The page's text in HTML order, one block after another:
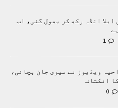
ابلا انڈہ رکھ کر بھول گئی، اب
1
ویڈیوز نے میری جان بچائی،
انکشاف
0